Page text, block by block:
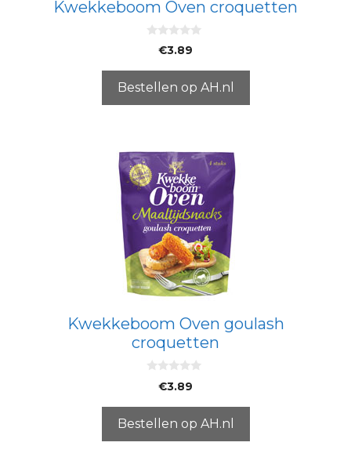
Kwekkeboom Oven croquetten
5
€3.89
Bestellen op AH.nl
Kwekkeboom Oven goulash
croquetten
5
€3.89
Bestellen op AH.nl